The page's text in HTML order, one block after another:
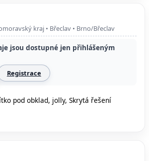
kraj • Břeclav • Brno/Břeclav
jsou dostupné jen přihlášeným
Registrace
pod obklad, jolly, Skrytá řešení